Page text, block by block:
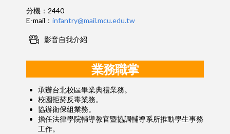
分機：2440
E-mail： infantry@mail.mcu.edu.tw
影音自我介紹
業務職掌
承辦台北校區畢業典禮業務。
校園拒菸反毒業務。
協辦衛保組業務。
擔任法律學院輔導教官暨協調輔導系所推動學生事務
工作。